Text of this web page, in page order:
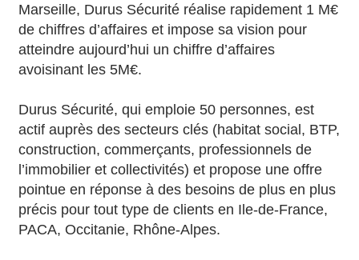
Marseille, Durus Sécurité réalise rapidement 1 M€
de chiffres d’affaires et impose sa vision pour
atteindre aujourd’hui un chiffre d’affaires
avoisinant les 5M€.
Durus Sécurité, qui emploie 50 personnes, est
actif auprès des secteurs clés (habitat social, BTP,
construction, commerçants, professionnels de
l’immobilier et collectivités) et propose une offre
pointue en réponse à des besoins de plus en plus
précis pour tout type de clients en Ile-de-France,
PACA, Occitanie, Rhône-Alpes.